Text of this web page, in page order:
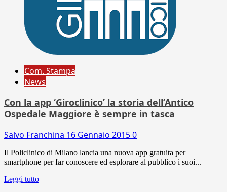
Com. Stampa
News
Con la app ‘Giroclinico’ la storia dell’Antico
Ospedale Maggiore è sempre in tasca
Salvo Franchina 16 Gennaio 20150
Il Policlinico di Milano lancia una nuova app gratuita per
smartphone per far conoscere ed esplorare al pubblico i suoi...
Leggi tutto